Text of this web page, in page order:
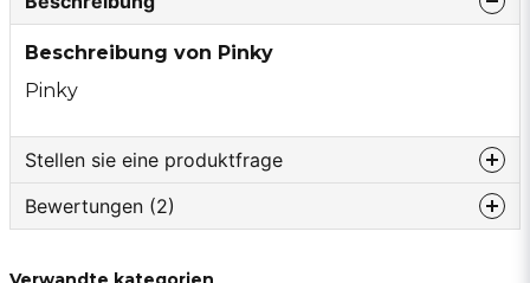
Beschreibung von Pinky
Pinky
Stellen sie eine produktfrage
question
Fragen sie uns etwas zu diesem produkt...
Bewertungen (2)
Anton